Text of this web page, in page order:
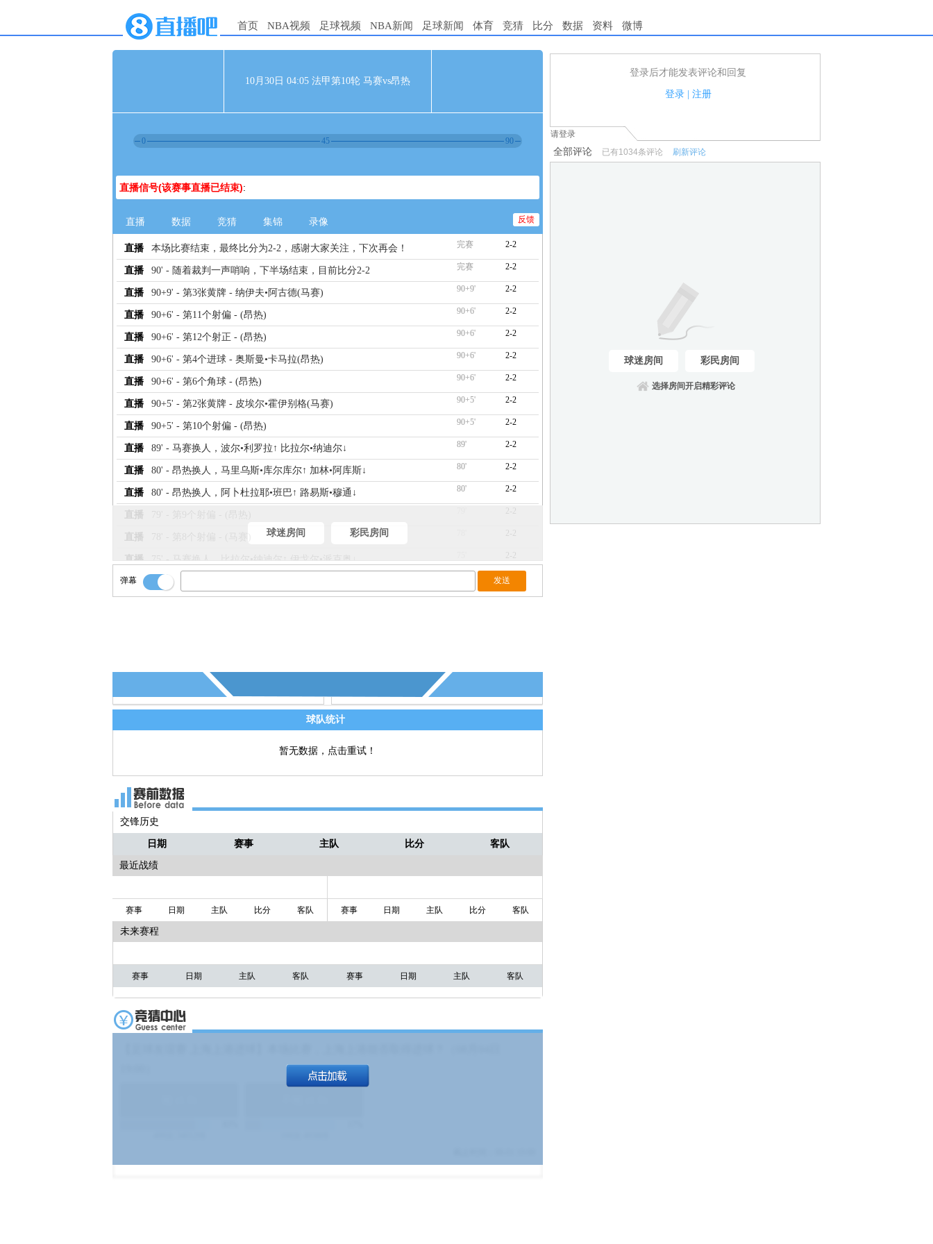
首页 NBA视频 足球视频 NBA新闻 足球新闻 体育 竞猜 比分 数据 资料 微博
10月30日 04:05 法甲第10轮 马赛vs昂热
0 45 90
直播信号(该赛事直播已结束):
直播 数据 竞猜 集锦 录像 反馈
直播 本场比赛结束，最终比分为2-2，感谢大家关注，下次再会！ 完赛 2-2
直播 90' - 随着裁判一声哨响，下半场结束，目前比分2-2 完赛 2-2
直播 90+9' - 第3张黄牌 - 纳伊夫•阿古德(马赛) 90+9' 2-2
直播 90+6' - 第11个射偏 - (昂热) 90+6' 2-2
直播 90+6' - 第12个射正 - (昂热) 90+6' 2-2
直播 90+6' - 第4个进球 - 奥斯曼•卡马拉(昂热) 90+6' 2-2
直播 90+6' - 第6个角球 - (昂热) 90+6' 2-2
直播 90+5' - 第2张黄牌 - 皮埃尔•霍伊别格(马赛) 90+5' 2-2
直播 90+5' - 第10个射偏 - (昂热) 90+5' 2-2
直播 89' - 马赛换人，波尔•利罗拉↑ 比拉尔•纳迪尔↓ 89' 2-2
直播 80' - 昂热换人，马里乌斯•库尔库尔↑ 加林•阿库斯↓ 80' 2-2
直播 80' - 昂热换人，阿卜杜拉耶•班巴↑ 路易斯•穆通↓ 80' 2-2
直播 2-2
直播 2-2
直播 75' - 马赛换人，比拉尔•纳迪尔↑ 伊戈尔•派克奥↓ 2-2
直播 72' - 第7个射偏 - (马赛) 2-2
球迷房间 彩民房间
弹幕
球队统计
暂无数据，点击重试！
交锋历史
日期 赛事 主队 比分 客队
最近战绩
赛事 日期 主队 比分 客队 赛事 日期 主队 比分 客队
未来赛程
赛事 日期 主队 客队 赛事 日期 主队 客队
登录后才能发表评论和回复
登录| 注册
1.电脑端新用户可以发表评论了！
请登录
全部评论 已有1034条评论 刷新评论
球迷房间 彩民房间
选择房间开启精彩评论